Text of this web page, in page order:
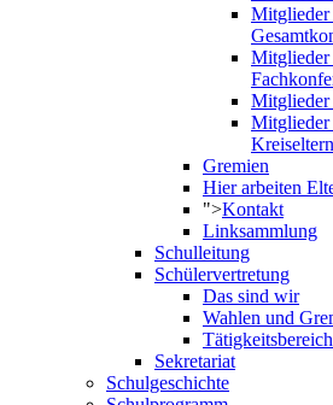
Mitglieder
Mitglieder
Mitglieder
Mitglieder
Gremien
Hier arbeiten
">Kontakt
Linksammlung
Schulleitung
Schülervertretung
Das sind wir
Wahlen und
Sekretariat
Schulgeschichte